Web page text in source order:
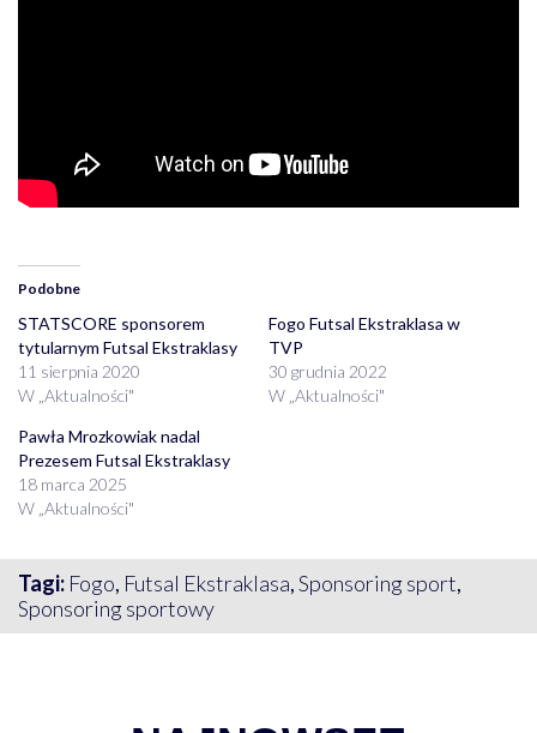
Podobne
STATSCORE sponsorem
tytularnym Futsal Ekstraklasy
11 sierpnia 2020
W „Aktualności"
Fogo Futsal Ekstraklasa w
TVP
30 grudnia 2022
W „Aktualności"
Pawła Mrozkowiak nadal
Prezesem Futsal Ekstraklasy
18 marca 2025
W „Aktualności"
Tagi: Fogo, Futsal Ekstraklasa,Sponsoring sport,
Sponsoring sportowy